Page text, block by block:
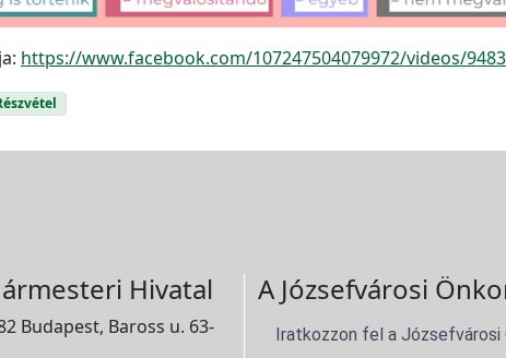
https://www.facebook.com/107247504079972/videos/
Hivatal
Budapest, Baross u. 63-
A Józsefvárosi
Iratkozzon fel a